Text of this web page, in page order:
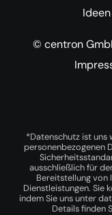
© centron
*Datenschutz ist
personenbezogenen
ausschließlich für
Bereitstellung von
Dienstleistungen. Sie
indem Sie uns unter
Details finden